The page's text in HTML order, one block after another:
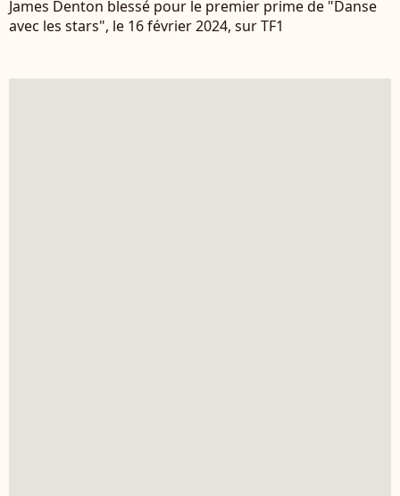
James Denton blessé pour le premier prime de "Danse
avec les stars", le 16 février 2024, sur TF1